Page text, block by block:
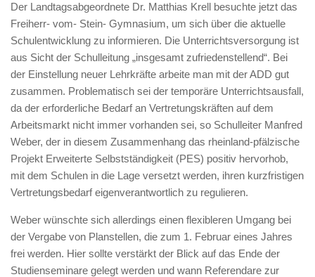
Der Landtagsabgeordnete Dr. Matthias Krell besuchte jetzt das
Freiherr- vom- Stein- Gymnasium, um sich über die aktuelle
Schulentwicklung zu informieren. Die Unterrichtsversorgung ist
aus Sicht der Schulleitung „insgesamt zufriedenstellend“. Bei
der Einstellung neuer Lehrkräfte arbeite man mit der ADD gut
zusammen. Problematisch sei der temporäre Unterrichtsausfall,
da der erforderliche Bedarf an Vertretungskräften auf dem
Arbeitsmarkt nicht immer vorhanden sei, so Schulleiter Manfred
Weber, der in diesem Zusammenhang das rheinland-pfälzische
Projekt Erweiterte Selbstständigkeit (PES) positiv hervorhob,
mit dem Schulen in die Lage versetzt werden, ihren kurzfristigen
Vertretungsbedarf eigenverantwortlich zu regulieren.
Weber wünschte sich allerdings einen flexibleren Umgang bei
der Vergabe von Planstellen, die zum 1. Februar eines Jahres
frei werden. Hier sollte verstärkt der Blick auf das Ende der
Studienseminare gelegt werden und wann Referendare zur